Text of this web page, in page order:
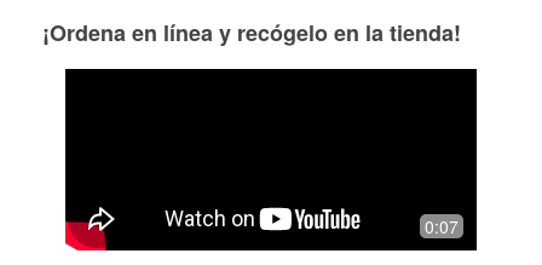
¡Ordena en línea y recógelo en la tienda!
0:07